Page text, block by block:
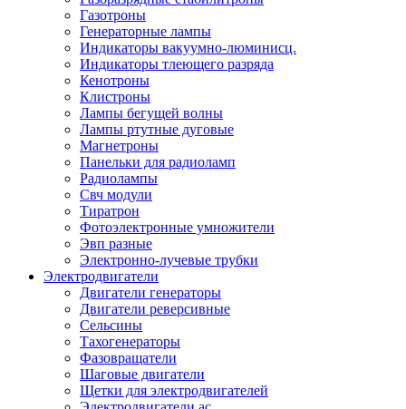
Газотроны
Генераторные лампы
Индикаторы вакуумно-люминисц.
Индикаторы тлеющего разряда
Кенотроны
Клистроны
Лампы бегущей волны
Лампы ртутные дуговые
Магнетроны
Панельки для радиоламп
Радиолампы
Свч модули
Тиратрон
Фотоэлектронные умножители
Эвп разные
Электронно-лучевые трубки
Электродвигатели
Двигатели генераторы
Двигатели реверсивные
Сельсины
Тахогенераторы
Фазовращатели
Шаговые двигатели
Щетки для электродвигателей